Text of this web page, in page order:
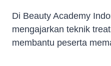
Di Beauty Academy
mengajarkan teknik
membantu peserta